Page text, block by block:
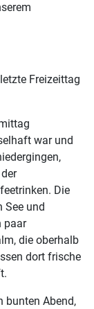
Freizeittag
war und
Die
See und
paar
die oberhalb
dort frische
bunten Abend,